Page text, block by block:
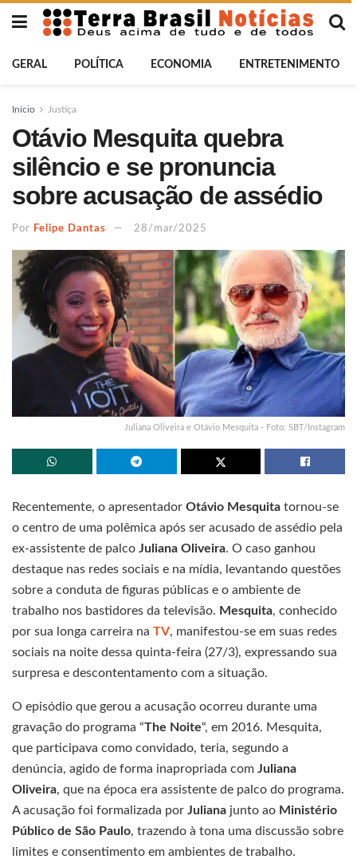
GERAL POLÍTICA ECONOMIA ENTRETENIMENTO
Início Justiça
Otávio Mesquita quebra
silêncio e se pronuncia
sobre acusação de assédio
Por Felipe Dantas 28/mar/2025
Juliana Oliveira e Otávio Mesquita - Foto: SBT/Instagram
Recentemente, o apresentador Otávio Mesquita tornou-se
o centro de uma polêmica após ser acusado de assédio pela
ex-assistente de palco Juliana Oliveira. O caso ganhou
destaque nas redes sociais e na mídia, levantando questões
sobre a conduta de figuras públicas e o ambiente de
trabalho nos bastidores da televisão. Mesquita, conhecido
por sua longa carreira na TV, manifestou-se em suas redes
sociais na noite dessa quinta-feira (27/3), expressando sua
surpresa e descontentamento com a situação.
O episódio que gerou a acusação ocorreu durante uma
gravação do programa “The Noite“, em 2016. Mesquita,
que participava como convidado, teria, segundo a
denúncia, agido de forma inapropriada com Juliana
Oliveira, que na época era assistente de palco do programa.
A acusação foi formalizada por Juliana junto ao Ministério
Público de São Paulo, trazendo à tona uma discussão sobre
limites e consentimento em ambientes de trabalho.